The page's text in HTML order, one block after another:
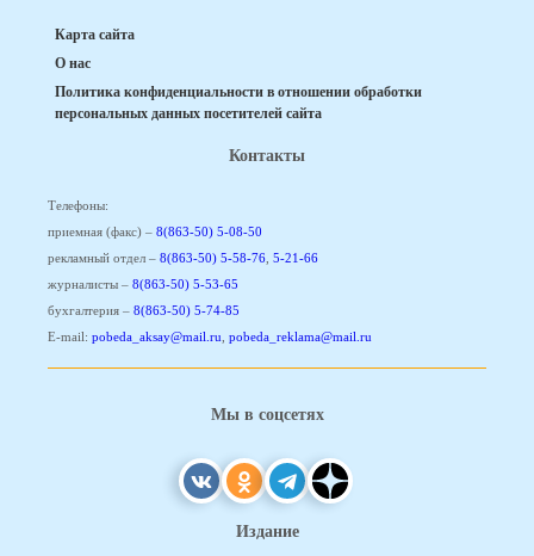
Карта сайта
О нас
Политика конфиденциальности в отношении обработки
персональных данных посетителей сайта
Контакты
Телефоны:
приемная (факс) – 8(863-50) 5-08-50
рекламный отдел – 8(863-50) 5-58-76, 5-21-66
журналисты – 8(863-50) 5-53-65
бухгалтерия – 8(863-50) 5-74-85
E-mail: pobeda_aksay@mail.ru, pobeda_reklama@mail.ru
Мы в соцсетях
Издание